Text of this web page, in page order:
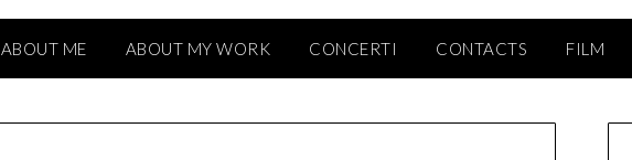
ABOUT ME ABOUT MY WORK CONCERTI CONTACTS FILM